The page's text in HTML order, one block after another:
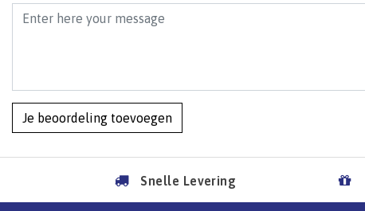
Je beoordeling toevoegen
Snelle Levering